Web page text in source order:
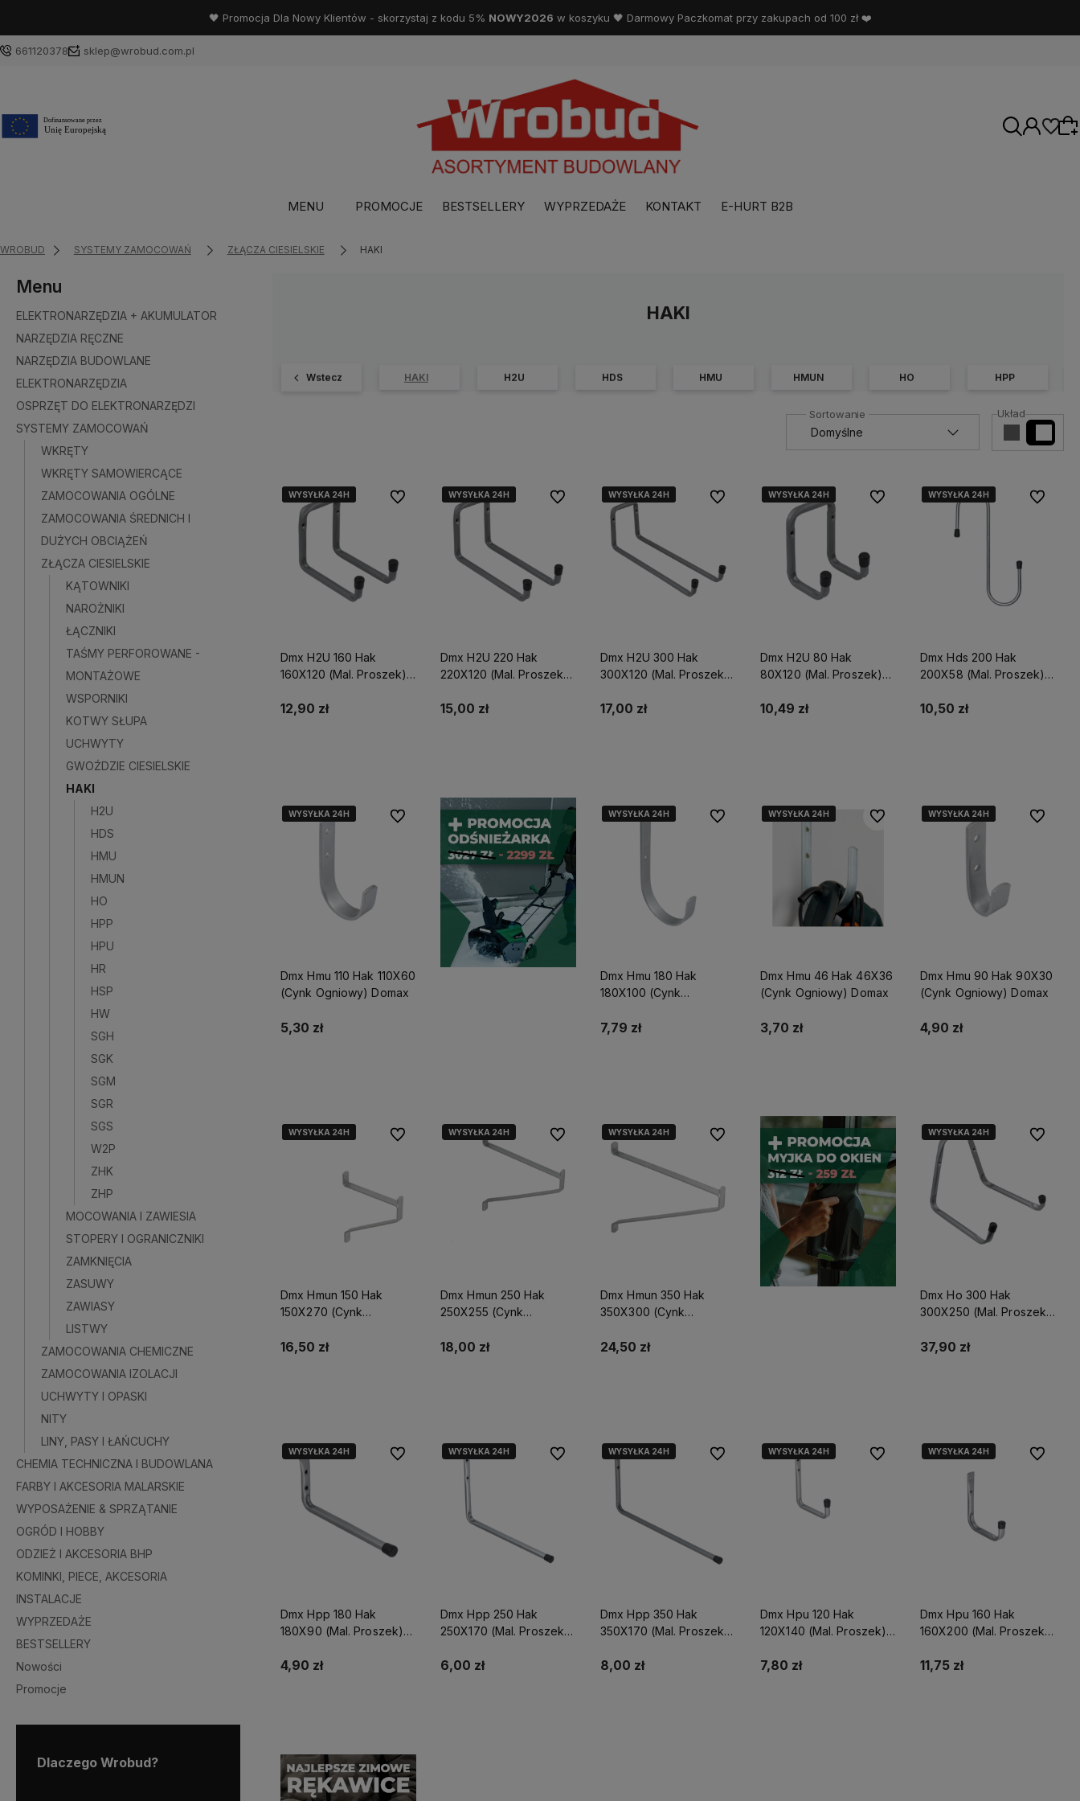
🖤 Promocja Dla Nowy Klientów - skorzystaj z kodu 5% NOWY2026 w koszyku 🖤 Darmowy Paczkomat przy zakupach od 100 zł ❤️
661120378 sklep@wrobud.com.pl
MENU PROMOCJE BESTSELLERY WYPRZEDAŻE KONTAKT E-HURT B2B
WROBUD SYSTEMY ZAMOCOWAŃ ZŁĄCZA CIESIELSKIE HAKI
Menu
ELEKTRONARZĘDZIA + AKUMULATOR
NARZĘDZIA RĘCZNE
NARZĘDZIA BUDOWLANE
ELEKTRONARZĘDZIA
OSPRZĘT DO ELEKTRONARZĘDZI
SYSTEMY ZAMOCOWAŃ
WKRĘTY
WKRĘTY SAMOWIERCĄCE
ZAMOCOWANIA OGÓLNE
ZAMOCOWANIA ŚREDNICH I
DUŻYCH OBCIĄŻEŃ
ZŁĄCZA CIESIELSKIE
KĄTOWNIKI
NAROŻNIKI
ŁĄCZNIKI
TAŚMY PERFOROWANE -
MONTAŻOWE
WSPORNIKI
KOTWY SŁUPA
UCHWYTY
GWOŹDZIE CIESIELSKIE
HAKI
H2U
HDS
HMU
HMUN
HO
HPP
HPU
HR
HSP
HW
SGH
SGK
SGM
SGR
SGS
W2P
ZHK
ZHP
MOCOWANIA I ZAWIESIA
STOPERY I OGRANICZNIKI
ZAMKNIĘCIA
ZASUWY
ZAWIASY
LISTWY
ZAMOCOWANIA CHEMICZNE
ZAMOCOWANIA IZOLACJI
UCHWYTY I OPASKI
NITY
LINY, PASY I ŁAŃCUCHY
CHEMIA TECHNICZNA I BUDOWLANA
FARBY I AKCESORIA MALARSKIE
WYPOSAŻENIE & SPRZĄTANIE
OGRÓD I HOBBY
ODZIEŻ I AKCESORIA BHP
KOMINKI, PIECE, AKCESORIA
INSTALACJE
WYPRZEDAŻE
BESTSELLERY
Nowości
Promocje
Dlaczego Wrobud?
HAKI
Wstecz HAKI H2U HDS HMU HMUN HO HPP
Układ
WYSYŁKA 24H
WYSYŁKA 24H
WYSYŁKA 24H
Dmx H2U 160 Hak
160X120 (Mal. Proszek)
12,90 zł
Do ulubionychWYSYŁKA 24H
WYSYŁKA 24H
WYSYŁKA 24H
Dmx H2U 220 Hak
220X120 (Mal. Proszek)
15,00 zł
Do ulubionychWYSYŁKA 24H
WYSYŁKA 24H
WYSYŁKA 24H
Dmx H2U 300 Hak
300X120 (Mal. Proszek)
17,00 zł
Do ulubionychWYSYŁKA 24H
WYSYŁKA 24H
WYSYŁKA 24H
Dmx H2U 80 Hak
80X120 (Mal. Proszek)
10,49 zł
Do ulubionychWYSYŁKA 24H
WYSYŁKA 24H
WYSYŁKA 24H
Dmx Hds 200 Hak
200X58 (Mal. Proszek)
10,50 zł
Do
WYSYŁKA 24H
WYSYŁKA 24H
WYSYŁKA 24H
Dmx Hmu 110 Hak 110X60
(Cynk Ogniowy) Domax
5,30 zł
Do ulubionych WYSYŁKA 24H
WYSYŁKA 24H
WYSYŁKA 24H
Dmx Hmu 180 Hak
180X100 (Cynk
7,79 zł
Do ulubionychWYSYŁKA 24H
WYSYŁKA 24H
WYSYŁKA 24H
Dmx Hmu 46 Hak 46X36
(Cynk Ogniowy) Domax
3,70 zł
Do ulubionychWYSYŁKA 24H
WYSYŁKA 24H
WYSYŁKA 24H
Dmx Hmu 90 Hak 90X30
(Cynk Ogniowy) Domax
4,90 zł
Do
WYSYŁKA 24H
WYSYŁKA 24H
WYSYŁKA 24H
Dmx Hmun 150 Hak
150X270 (Cynk
16,50 zł
Do ulubionychWYSYŁKA 24H
Dmx Hmun 250 Hak
250X255 (Cynk
18,00 zł
Do ulubionychWYSYŁKA 24H
Dmx Hmun 350 Hak
350X300 (Cynk
24,50 zł
Do ulubionych WYSYŁKA 24H
Dmx Ho 300 Hak
300X250 (Mal. Proszek)
37,90 zł
Do
WYSYŁKA 24H
Dmx Hpp 180 Hak
180X90 (Mal. Proszek)
4,90 zł
Do ulubionychWYSYŁKA 24H
Dmx Hpp 250 Hak
250X170 (Mal. Proszek)
6,00 zł
Do ulubionychWYSYŁKA 24H
Dmx Hpp 350 Hak
350X170 (Mal. Proszek)
8,00 zł
Do ulubionychWYSYŁKA 24H
Dmx Hpu 120 Hak
120X140 (Mal. Proszek)
7,80 zł
Do ulubionychWYSYŁKA 24H
Dmx Hpu 160 Hak
160X200 (Mal. Proszek)
11,75 zł
Do